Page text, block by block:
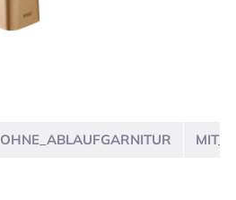
OHNE_ABLAUFGARNITUR